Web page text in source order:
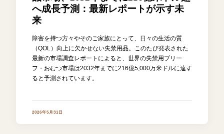
へ成長予測：最新レポートが示す未
来
障害を持つ方々やそのご家族にとって、日々の生活の質
（QOL）向上に欠かせない失禁用品。このたび発表された
最新の市場調査レポートによると、世界の失禁用ブリー
フ・おむつ市場は2032年までに216億5,000万米ドルに達す
ると予測されています。
2026年5月31日